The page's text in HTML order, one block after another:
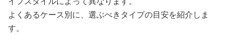
よくあるケース別に、選ぶべきタイプの目安を紹介しま
す。